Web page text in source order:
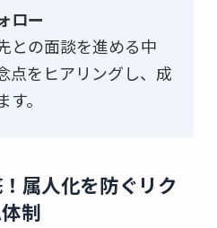
ロー
との面談を進める中
点をヒアリングし、成
。
属人化を防ぐリク
制